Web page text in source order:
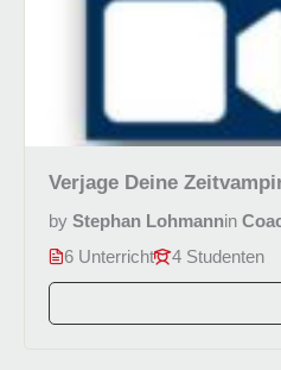
Verjage Deine
by Stephan Lohmannin
6 Unterricht
4 Studenten